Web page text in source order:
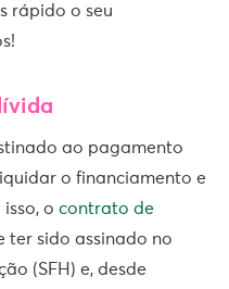
rápido o seu
ao pagamento
o financiamento e
o contrato de
ter sido assinado no
(SFH) e, desde